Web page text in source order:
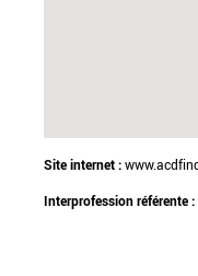
Site internet :
Interprofession référente :